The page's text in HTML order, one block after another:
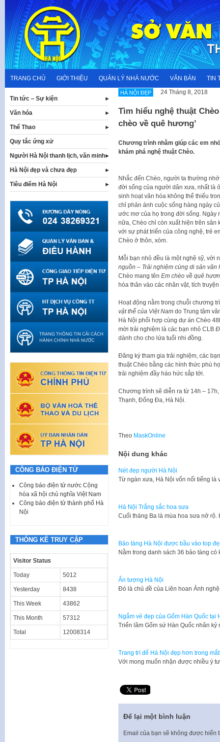
content
TRANG CHỦ GIỚI THIỆU QUẢN LÝ NHÀ NƯỚC VĂN BẢN TIN
HÀ NỘI ĐẸP 24 Tháng 8, 2018
Tìm hiểu nghệ thuật
chèo về quê hương’
Chương trình nhằm giúp các em
khám phá nghệ thuật Chèo.
Nhắc đến Chèo, người ta thường
đời sống của người dân xưa, nhất là
sinh hoạt văn hóa không thể thiếu
chỉ phản ánh cuộc sống hàng ngày
ước mơ của họ trong đời sống. Ngày
nữa, Chèo chỉ còn xuất hiện trên sân
với sự phát triển của công nghệ, trẻ
Chèo ở thôn, xóm.
Mỗi bạn nhỏ đều là một nghệ sỹ,
nguồn – Trải nghiệm cùng di sản văn
Chèo mang tên Em chèo về quê
hóa thân vào các nhân vật, tích
Hoạt động nằm trong chuỗi chương
vật thể của Việt Namdo Trung tâm
Hà Nội phối hợp cùng dự án Chèo
mời trải nghiệm là các bạn nhỏ CLB
dành cho cho lứa tuổi nhi đồng.
Đăng ký tham gia trải nghiệm, các
thuật Chèo bằng các hình thức phù
trải nghiệm đầy háo hức sắp tới.
Chương trình sẽ diễn ra từ 14h –
Thạnh, Đống Đa, Hà Nội.
Theo MaskOnline
Nội dung khác
Nét đẹp người Hà Nội
Từ ngàn xưa, Hà Nội vốn nổi tiếng
Hà Nội Trắng sắc hoa sưa
Cuối tháng Ba là mùa hoa sưa nở
Bảo tàng Hà Nội được bầu vào top
Nằm trong danh sách 36 bảo tàng
Ấn tượng Hà Nội
Đó là chủ đề của Liên hoan Ảnh
Ngắm vẻ đẹp của Gốm Hàn Quốc tại
Triển lãm Gốm sứ Hàn Quốc nhân
Trang trí để Hà Nội đẹp hơn trong
Với mong muốn nhận được nhiều ý
Để lại một bình luận
Email của bạn sẽ không được hiển
Tin tức – Sự kiện
Văn hóa
Thể Thao
Quy tắc ứng xử
Người Hà Nội thanh lịch, văn minh
Hà Nội đẹp và chưa đẹp
Tiêu điểm Hà Nội
CÔNG BÁO ĐIỆN TỬ
Công báo điện tử nước Cộng
hòa xã hội chủ nghĩa Việt Nam
Công báo điện tử thành phố Hà
Nội
THỐNG KÊ TRUY CẬP
Visitor Status
Today 5012
Yesterday 8438
This Week 43862
This Month 57312
Total 12008314